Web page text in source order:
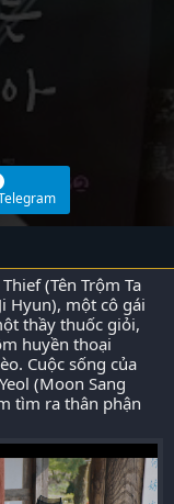
(Tên Trộm Ta
Hyun), một cô gái
thầy thuốc giỏi,
huyền thoại
Cuộc sống của
(Moon Sang
tìm ra thân phận